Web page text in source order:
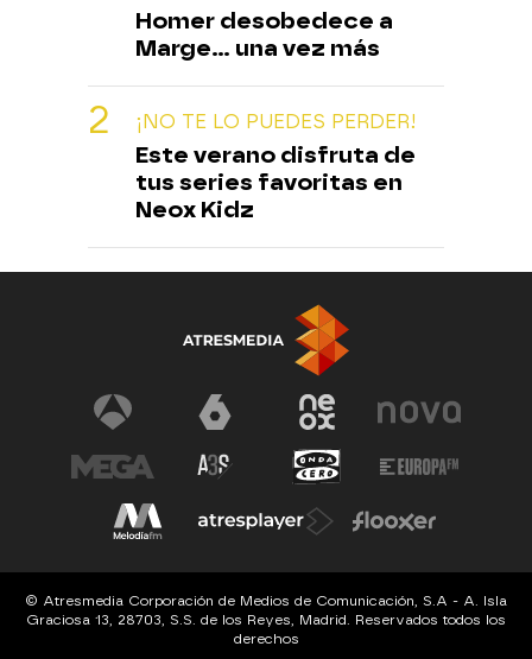
Homer desobedece a
Marge... una vez más
¡NO TE LO PUEDES PERDER!
Este verano disfruta de
tus series favoritas en
Neox Kidz
© Atresmedia Corporación de Medios de Comunicación, S.A - A. Isla
Graciosa 13, 28703, S.S. de los Reyes, Madrid. Reservados todos los
derechos